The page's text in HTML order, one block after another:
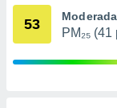
53 Moderada
PM₂₅ (41